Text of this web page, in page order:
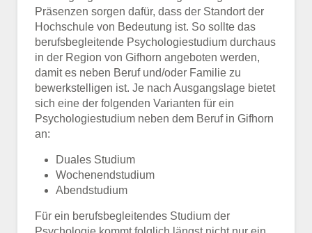
Präsenzen sorgen dafür, dass der Standort der
Hochschule von Bedeutung ist. So sollte das
berufsbegleitende Psychologiestudium durchaus
in der Region von Gifhorn angeboten werden,
damit es neben Beruf und/oder Familie zu
bewerkstelligen ist. Je nach Ausgangslage bietet
sich eine der folgenden Varianten für ein
Psychologiestudium neben dem Beruf in Gifhorn
an:
Duales Studium
Wochenendstudium
Abendstudium
Für ein berufsbegleitendes Studium der